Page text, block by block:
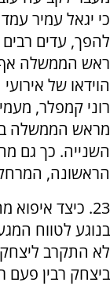
כי יגאל עמיר
להפך, עדים
ראש הממשלה
הוידאו של
רוני קמפלר,
מראש הממשלה
השנייה. כך גם
הראשונה, המרחק
23. כיצד
בנוגע לטווח